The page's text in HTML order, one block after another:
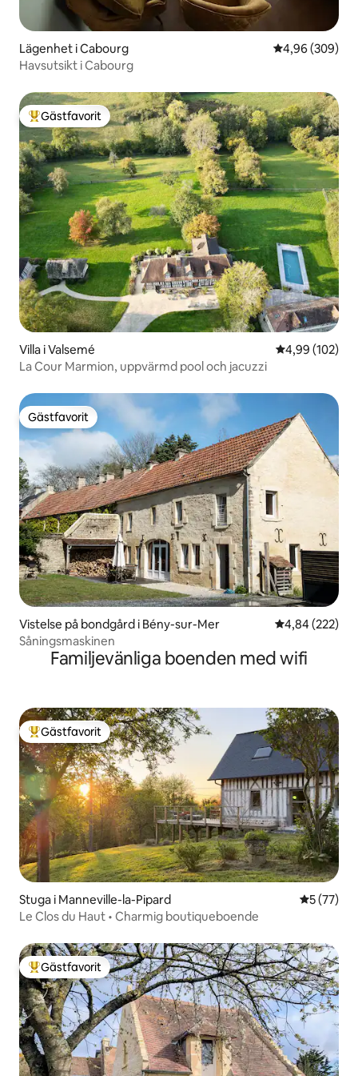
Lägenhet i Cabourg 4,96 av 5 i
4,96 (309)
Havsutsikt i Cabourg
Populär gästfavorit
Gästfavorit
Villa i Valsemé 4,99 av 5 i
4,99 (102)
La Cour Marmion, uppvärmd pool och jacuzzi
Gästfavorit
Gästfavorit
Vistelse på bondgård i Bény-sur-Mer 4,84 av 5 i
4,84 (222)
Såningsmaskinen
Familjevänliga boenden med wifi
Populär gästfavorit
Gästfavorit
Stuga i Manneville-la-Pipard 5 av 5 i
5 (77)
Le Clos du Haut • Charmig boutiqueboende
Populär gästfavorit
Gästfavorit